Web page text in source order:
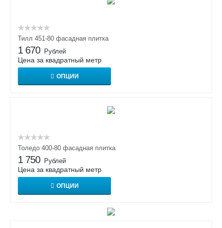
Тилл 451-80 фасадная плитка
1 670 Рублей
Цена за квадратный метр
ОПЦИИ
Толедо 400-80 фасадная плитка
1 750 Рублей
Цена за квадратный метр
ОПЦИИ